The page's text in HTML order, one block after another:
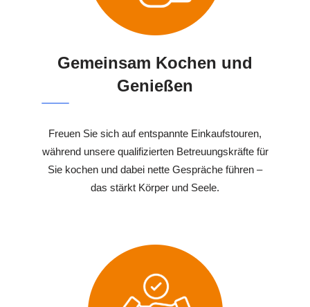
Gemeinsam Kochen und
Genießen
Freuen Sie sich auf entspannte Einkaufstouren,
während unsere qualifizierten Betreuungskräfte für
Sie kochen und dabei nette Gespräche führen –
das stärkt Körper und Seele.